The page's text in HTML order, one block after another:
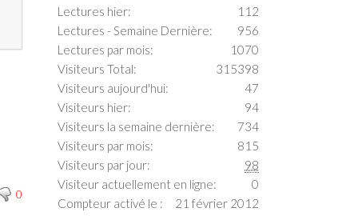
0
112
Lectures hier:
956
Lectures - Semaine Dernière:
1070
Lectures par mois:
315398
Visiteurs Total:
47
Visiteurs aujourd'hui:
94
Visiteurs hier:
734
Visiteurs la semaine dernière:
815
Visiteurs par mois:
98
Visiteurs par jour:
0
Visiteur actuellement en ligne:
21 février 2012
Compteur activé le :